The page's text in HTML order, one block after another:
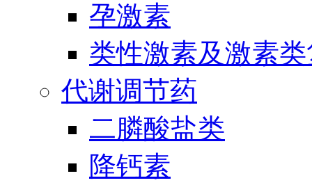
孕激素
类性激素及激素
代谢调节药
二膦酸盐类
降钙素